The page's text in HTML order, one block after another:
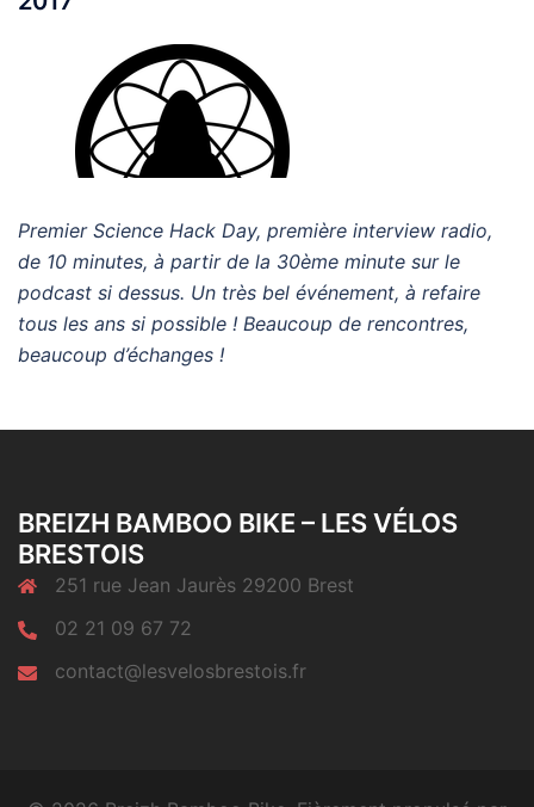
Premier Science Hack Day, première interview radio,
de 10 minutes, à partir de la 30ème minute sur le
podcast si dessus. Un très bel événement, à refaire
tous les ans si possible ! Beaucoup de rencontres,
beaucoup d’échanges !
BREIZH BAMBOO BIKE – LES VÉLOS
BRESTOIS
251 rue Jean Jaurès 29200 Brest
02 21 09 67 72
contact@lesvelosbrestois.fr